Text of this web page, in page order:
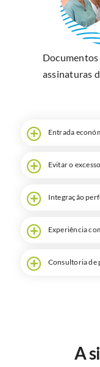
assinaturas
Entrada
Evitar o
Integração
Experiência
Consultoria de
A